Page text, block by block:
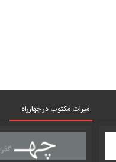
میرات مکتوب در چهارراه